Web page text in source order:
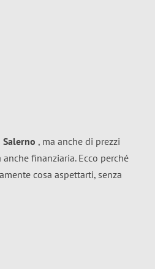
Salerno , ma anche di prezzi
finanziaria. Ecco perché
cosa aspettarti, senza